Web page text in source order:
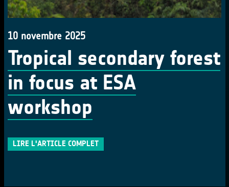
10 novembre 2025
Tropical secondary forest
in focus at ESA
workshop
LIRE L'ARTICLE COMPLET